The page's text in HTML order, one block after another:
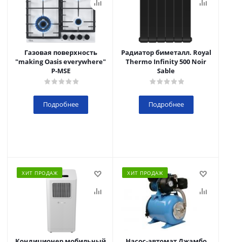
Газовая поверхность
"making Oasis everywhere"
P-MSE
Подробнее
Радиатор биметалл. Royal
Thermo Infinity 500 Noir
Sable
Подробнее
ХИТ ПРОДАЖ ХИТ ПРОДАЖ